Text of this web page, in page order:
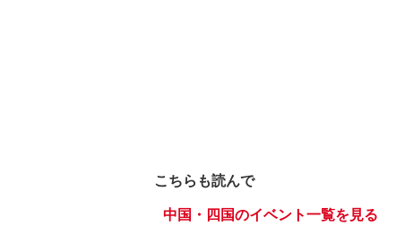
こちらも読んで
中国・四国のイベント一覧を見る